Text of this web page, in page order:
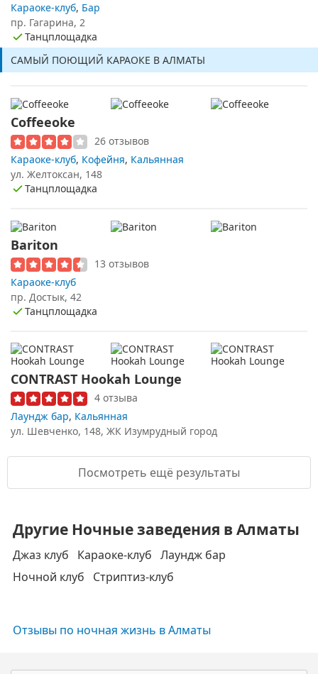
Караоке-клуб, Бар
пр. Гагарина, 2
Танцплощадка
САМЫЙ ПОЮЩИЙ КАРАОКЕ В АЛМАТЫ
Coffeeoke
26 отзывов
Караоке-клуб, Кофейня, Кальянная
ул. Желтоксан, 148
Танцплощадка
Bariton
13 отзывов
Караоке-клуб
пр. Достык, 42
Танцплощадка
CONTRAST Hookah Lounge
4 отзыва
Лаундж бар, Кальянная
ул. Шевченко, 148, ЖК Изумрудный город
Посмотреть ещё результаты
Другие Ночные заведения в Алматы
Джаз клуб Караоке-клуб Лаундж бар
Ночной клуб
Стриптиз-клуб
Отзывы по ночная жизнь в Алматы